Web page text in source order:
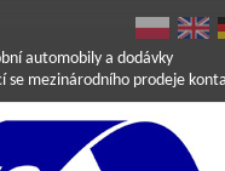
automobily a dodávky
se mezinárodního prodeje